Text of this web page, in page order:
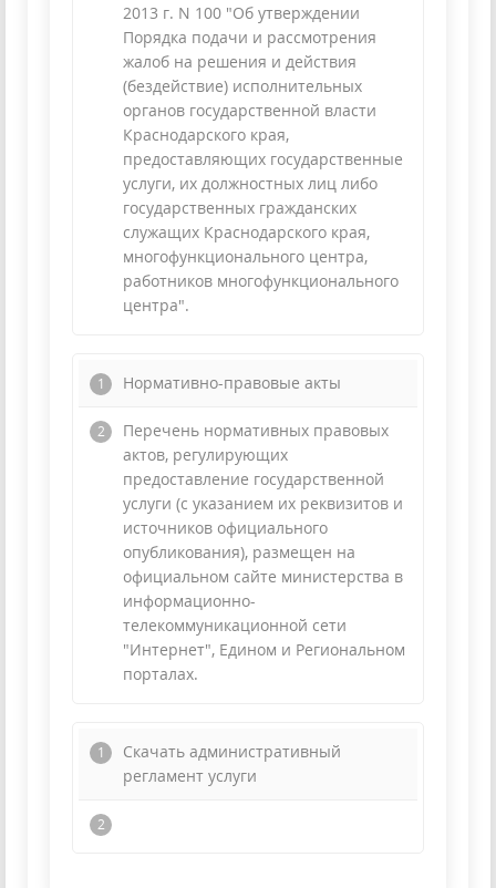
2013 г. N 100 "Об утверждении
Порядка подачи и рассмотрения
жалоб на решения и действия
(бездействие) исполнительных
органов государственной власти
Краснодарского края,
предоставляющих государственные
услуги, их должностных лиц либо
государственных гражданских
служащих Краснодарского края,
многофункционального центра,
работников многофункционального
центра".
Нормативно-правовые акты
Перечень нормативных правовых
актов, регулирующих
предоставление государственной
услуги (с указанием их реквизитов и
источников официального
опубликования), размещен на
официальном сайте министерства в
информационно-
телекоммуникационной сети
"Интернет", Едином и Региональном
порталах.
Скачать административный
регламент услуги